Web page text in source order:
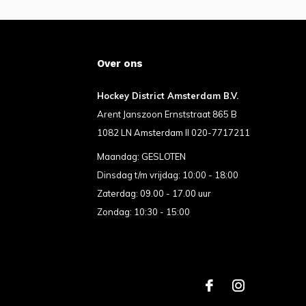
Over ons
Hockey District Amsterdam B.V.
Arent Janszoon Ernststraat 865 B
1082 LN Amsterdam II 020-7717211
Maandag: GESLOTEN
Dinsdag t/m vrijdag: 10:00 - 18:00
Zaterdag: 09.00 - 17.00 uur
Zondag: 10:30 - 15:00